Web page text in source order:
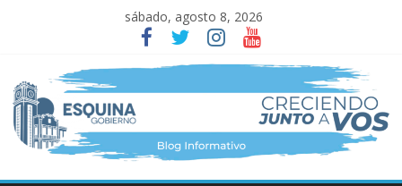
sábado, agosto 8, 2026